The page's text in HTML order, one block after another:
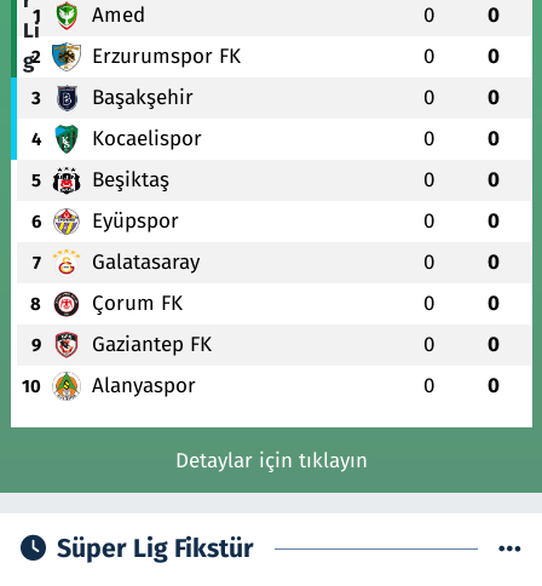
1 Amed 0 0
2 Erzurumspor FK 0 0
3 Başakşehir 0 0
4 Kocaelispor 0 0
5 Beşiktaş 0 0
6 Eyüpspor 0 0
7 Galatasaray 0 0
8 Çorum FK 0 0
9 Gaziantep FK 0 0
10 Alanyaspor 0 0
Detaylar için tıklayın
Süper Lig Fikstür